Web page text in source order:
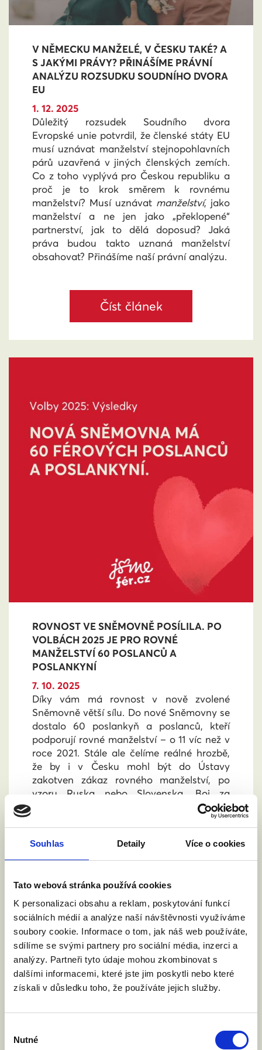
Souhlas Detaily Více o cookies
Tato webová stránka používá cookies
K personalizaci obsahu a reklam, poskytování funkcí
sociálních médií a analýze naší návštěvnosti využíváme
soubory cookie. Informace o tom, jak náš web používáte,
sdílíme se svými partnery pro sociální média, inzerci a
analýzy. Partneři tyto údaje mohou zkombinovat s
dalšími informacemi, které jste jim poskytli nebo které
získali v důsledku toho, že používáte jejich služby.
souhlasu
Nutné
V NĚMECKU MANŽELÉ, V ČESKU TAKÉ? A
S JAKÝMI PRÁVY? PŘINÁŠÍME PRÁVNÍ
ANALÝZU ROZSUDKU SOUDNÍHO DVORA
EU
1. 12. 2025
Důležitý rozsudek Soudního dvora
Evropské unie potvrdil, že členské státy EU
musí uznávat manželství stejnopohlavních
párů uzavřená v jiných členských zemích.
Co z toho vyplývá pro Českou republiku a
proč je to krok směrem k rovnému
manželství? Musí uznávat manželství, jako
manželství a ne jen jako „překlopené“
partnerství, jak to dělá doposud? Jaká
práva budou takto uznaná manželství
obsahovat? Přinášíme naší právní analýzu.
Číst článek
ROVNOST VE SNĚMOVNĚ POSÍLILA. PO
VOLBÁCH 2025 JE PRO ROVNÉ
MANŽELSTVÍ 60 POSLANCŮ A
POSLANKYNÍ
7. 10. 2025
Díky vám má rovnost v nově zvolené
Sněmovně větší sílu. Do nové Sněmovny se
dostalo 60 poslankyň a poslanců, kteří
podporují rovné manželství – o 11 víc než v
roce 2021. Stále ale čelíme reálné hrozbě,
že by i v Česku mohl být do Ústavy
zakotven zákaz rovného manželství, po
vzoru Ruska nebo Slovenska. Boj za
rovnost neskončil – začíná další kapitola.
Číst článek